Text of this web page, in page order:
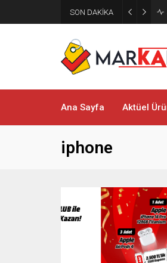
SON DAKİKA
Ana Sayfa Aktüel
iphone